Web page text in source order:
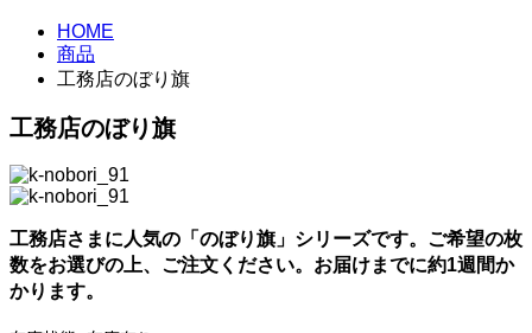
HOME
商品
工務店のぼり旗
工務店のぼり旗
工務店さまに人気の「のぼり旗」シリーズです。ご希望の枚
数をお選びの上、ご注文ください。お届けまでに約1週間か
かります。